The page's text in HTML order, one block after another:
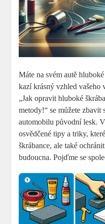
Máte na svém autě
kazí krásný vzhled vašeho
„Jak opravit hluboké
metody!“ ⁣se můžete ⁢zbavit
automobilu původní lesk.
osvědčené tipy a triky,
škrábance, ale také
budoucna. Pojďme se